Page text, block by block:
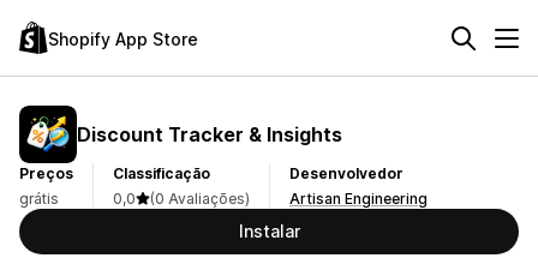
Shopify App Store
Discount Tracker & Insights
Preços
grátis
Classificação
0,0
(0 Avaliações)
Desenvolvedor
Artisan Engineering
Instalar